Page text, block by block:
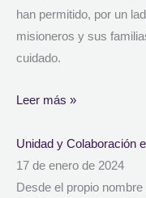
han permitido, por un
misioneros y sus
cuidado.
Leer más »
Unidad y Colaboración
17 de enero de 2024
Desde el propio